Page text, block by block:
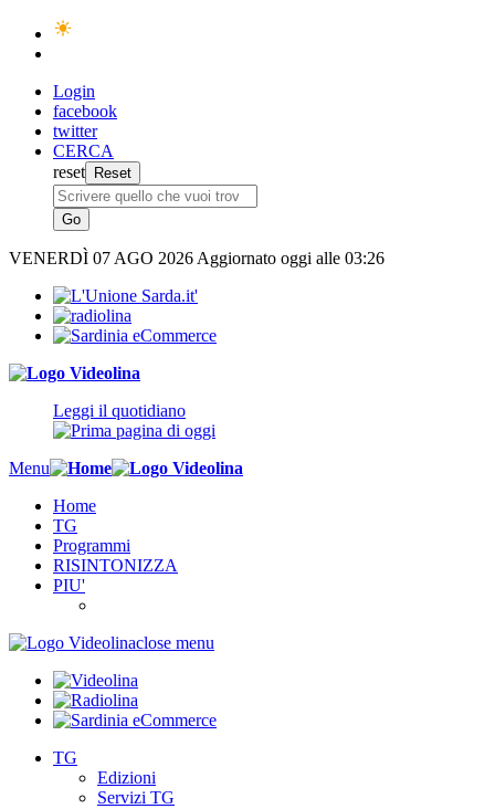
Login
facebook
twitter
CERCA
reset
VENERDÌ 07 AGO 2026 Aggiornato oggi alle 03:26
Leggi il quotidiano
Menu
Home
TG
Programmi
RISINTONIZZA
PIU'
close menu
TG
Edizioni
Servizi TG